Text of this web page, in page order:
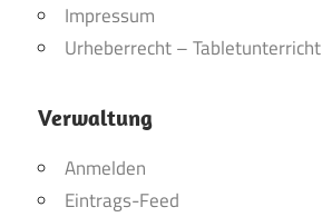
Impressum
Urheberrecht – Tabletunterricht
Verwaltung
Anmelden
Eintrags-Feed